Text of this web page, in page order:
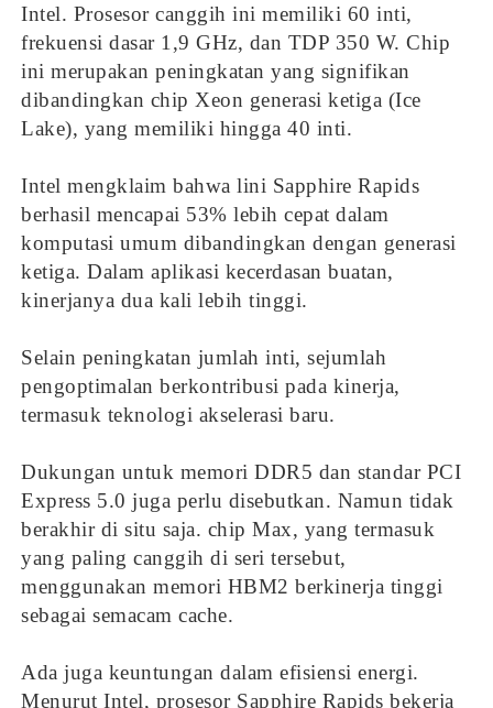
Intel. Prosesor canggih ini memiliki 60 inti,
frekuensi dasar 1,9 GHz, dan TDP 350 W. Chip
ini merupakan peningkatan yang signifikan
dibandingkan chip Xeon generasi ketiga (Ice
Lake), yang memiliki hingga 40 inti.
Intel mengklaim bahwa lini Sapphire Rapids
berhasil mencapai 53% lebih cepat dalam
komputasi umum dibandingkan dengan generasi
ketiga. Dalam aplikasi kecerdasan buatan,
kinerjanya dua kali lebih tinggi.
Selain peningkatan jumlah inti, sejumlah
pengoptimalan berkontribusi pada kinerja,
termasuk teknologi akselerasi baru.
Dukungan untuk memori DDR5 dan standar PCI
Express 5.0 juga perlu disebutkan. Namun tidak
berakhir di situ saja. chip Max, yang termasuk
yang paling canggih di seri tersebut,
menggunakan memori HBM2 berkinerja tinggi
sebagai semacam cache.
Ada juga keuntungan dalam efisiensi energi.
Menurut Intel, prosesor Sapphire Rapids bekerja